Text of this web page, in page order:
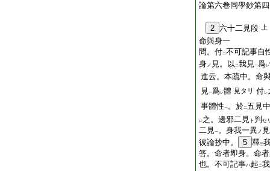
論第六卷同學鈔第四
2 六十二見段 上
命與身一
問。付二不可記事自
身ノ 見。以 二我見一爲レ
進云。本疏中。命
見一爲レ體 見タリ 付レ
事體性一。於二五見中
レ之。邊邪二見 ト 判 セ
二見一。身我一異ノ
彼論抄中。
5 釋三
答。命者即身。命
也。不可記事ハ起 二